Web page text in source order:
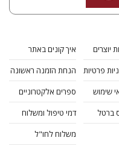
יוצרים
פרטיות
שימוש
ברטל
איך קונים באתר
הנחת הזמנה ראשונה
ספרים אלקטרוניים
דמי טיפול ומשלוח
משלוח לחו"ל